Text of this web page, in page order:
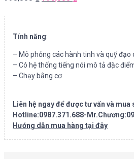
Tính năng:
– Mô phỏng các hành tinh và quỹ đạo
– Có hệ thống tiếng nói mô tả đặc
– Chạy bằng cơ
Liên hệ ngay để được tư vấn và mua
Hotline:0987.371.688-
Hướng dẫn mua hàng tại đây